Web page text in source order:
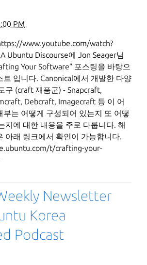
PM
www.youtube.com/watch?
Ubuntu Discourse에 Jon Seager님
Your Software” 포스팅을 바탕으
트 입니다. Canonical에서 개발한 다양
구 (craft 재품군) - Snapcraft,
Debcraft, Imagecraft 등 이 어
부는 어떻게 구성되어 있는지 또 어떻
지에 대한 내용을 주로 다룹니다. 해
아래 링크에서 확인이 가능합니다.
t/crafting-your-
Newsletter
Korea
Podcast